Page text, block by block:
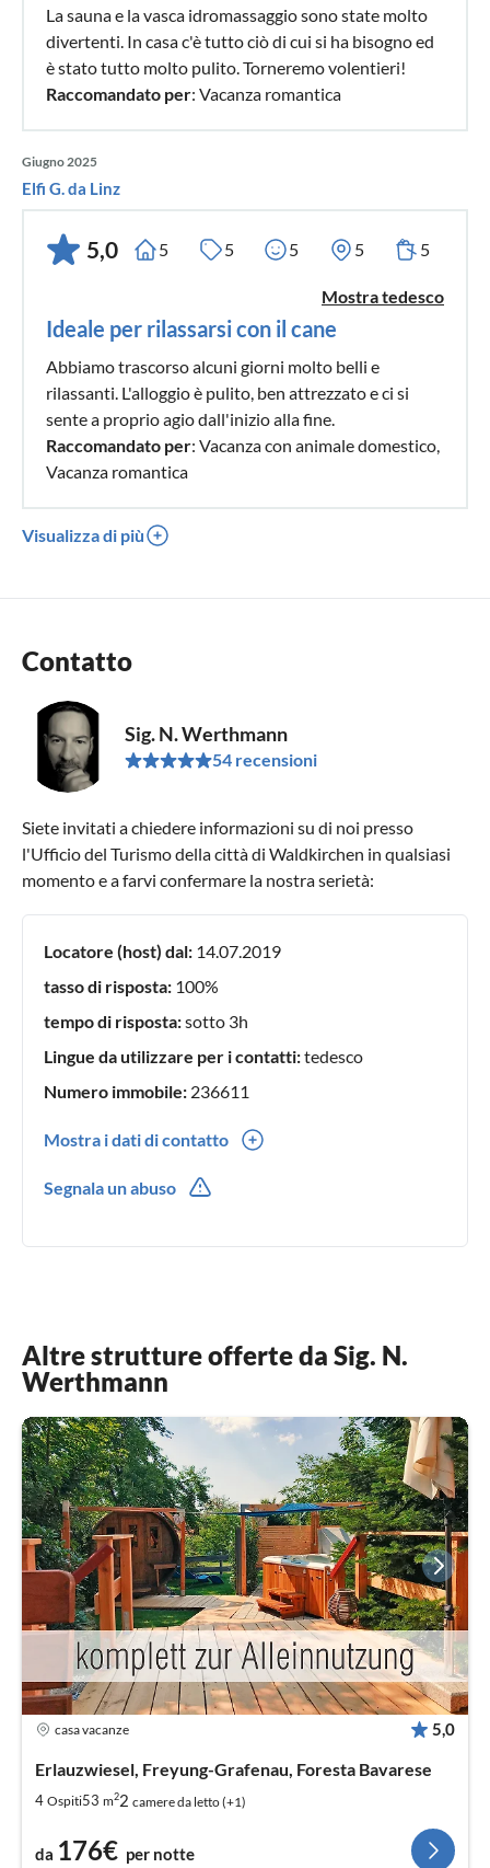
La sauna e la vasca idromassaggio sono state molto
divertenti. In casa c'è tutto ciò di cui si ha bisogno ed
è stato tutto molto pulito. Torneremo volentieri!
Raccomandato per: Vacanza romantica
Giugno 2025
Elfi G. da Linz
5,0 5 5 5 5 5
Mostra tedesco
Ideale per rilassarsi con il cane
Abbiamo trascorso alcuni giorni molto belli e
rilassanti. L'alloggio è pulito, ben attrezzato e ci si
sente a proprio agio dall'inizio alla fine.
Raccomandato per: Vacanza con animale domestico,
Vacanza romantica
Visualizza di più
Contatto
Sig. N. Werthmann
54 recensioni
Siete invitati a chiedere informazioni su di noi presso
l'Ufficio del Turismo della città di Waldkirchen in qualsiasi
momento e a farvi confermare la nostra serietà:
Locatore (host) dal: 14.07.2019
tasso di risposta: 100%
tempo di risposta:sotto 3h
Lingue da utilizzare per i contatti:tedesco
Numero immobile: 236611
Mostra i dati di contatto
Segnala un abuso
Altre strutture offerte da Sig. N.
Werthmann
casa vacanze 5,0
Erlauzwiesel, Freyung-Grafenau, Foresta Bavarese
4 Ospiti53 m22 camere da letto (+1)
da 176€ per notte